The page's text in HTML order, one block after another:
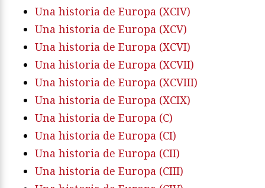
Una historia de Europa (XCIV)
Una historia de Europa (XCV)
Una historia de Europa (XCVI)
Una historia de Europa (XCVII)
Una historia de Europa (XCVIII)
Una historia de Europa (XCIX)
Una historia de Europa (C)
Una historia de Europa (CI)
Una historia de Europa (CII)
Una historia de Europa (CIII)